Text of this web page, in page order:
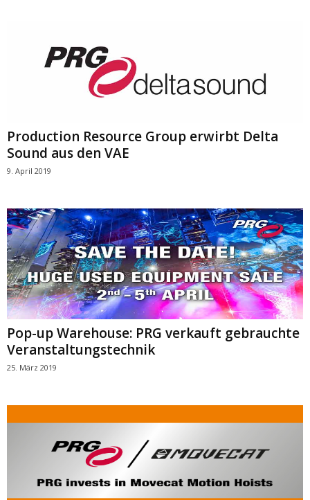
Production Resource Group erwirbt Delta
Sound aus den VAE
9. April 2019
Pop-up Warehouse: PRG verkauft gebrauchte
Veranstaltungstechnik
25. März 2019